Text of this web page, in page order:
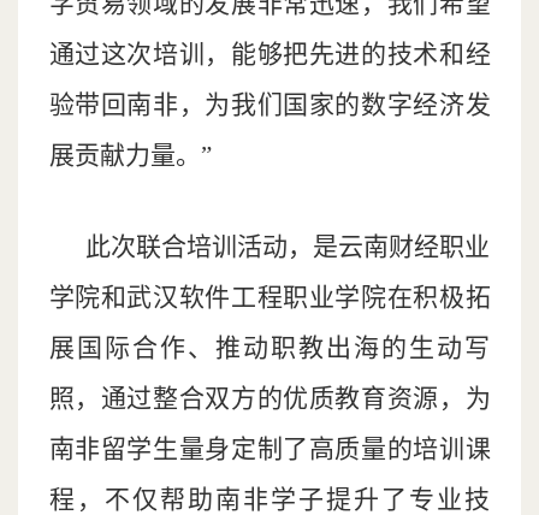
通过这次培训，能够把先进的技术和经
验带回南非，为我们国家的数字经济发
展贡献力量。”
此次联合培训活动，是云南财经职业
学院和武汉软件工程职业学院在积极拓
展国际合作、推动职教出海的生动写
照，通过整合双方的优质教育资源，为
南非留学生量身定制了高质量的培训课
程，不仅帮助南非学子提升了专业技